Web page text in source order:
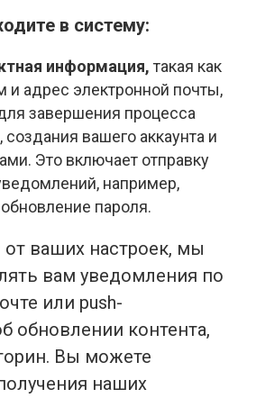
в систему:
информация,такая как
и адрес электронной почты,
завершения процесса
создания вашего аккаунта и
Это включает отправку
например,
пароля.
ваших настроек, мы
вам уведомления по
или push-
обновлении контента,
Вы можете
наших